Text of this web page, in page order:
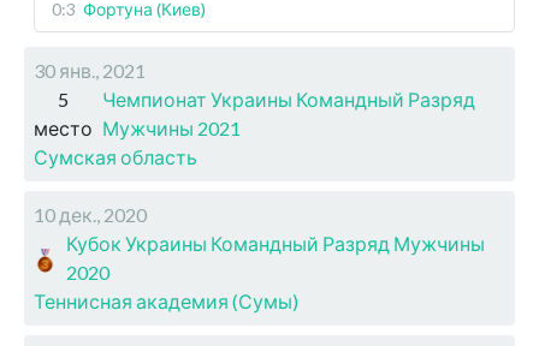
0:3 Фортуна (Киев)
30 янв., 2021
5
место
Чемпионат Украины Командный Разряд
Мужчины 2021
Сумская область
10 дек., 2020
Кубок Украины Командный Разряд Мужчины
2020
Теннисная академия (Сумы)